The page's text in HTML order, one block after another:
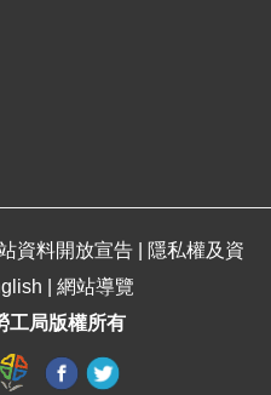
資料開放宣告
隱私權及資
網站導覽
工局版權所有